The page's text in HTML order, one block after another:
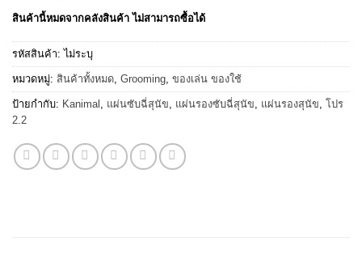
สินค้านี้หมดจากคลังสินค้า ไม่สามารถซื้อได้
รหัสสินค้า:ไม่ระบุ
หมวดหมู่: สินค้าทั้งหมด, Grooming, ของเล่น ของใช้
ป้ายกำกับ: Kanimal , แผ่นซับฉี่สุนัข, แผ่นรองซับฉี่สุนัข, แผ่นรองสุนัข, โปร
2.2